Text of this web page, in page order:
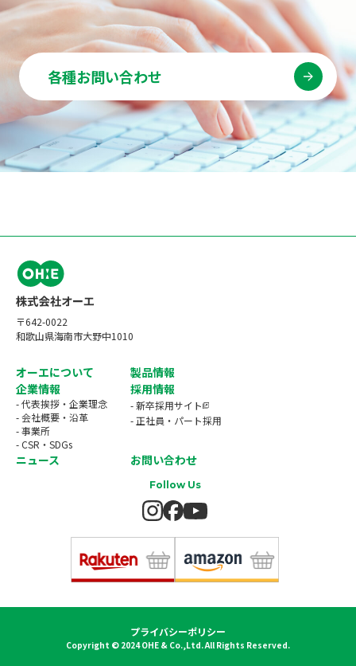
各種お問い合わせ
〒642-0022
和歌山県海南市大野中1010
オーエについて
製品情報
企業情報
- 代表挨拶・企業理念
- 会社概要・沿革
- 事業所
- CSR・SDGs
採用情報
- 新卒採用サイト
- 正社員・パート採用
ニュース お問い合わせ
Follow Us
Copyright © 2024 OHE & Co.,Ltd. All Rights Reserved.
プライバシーポリシー